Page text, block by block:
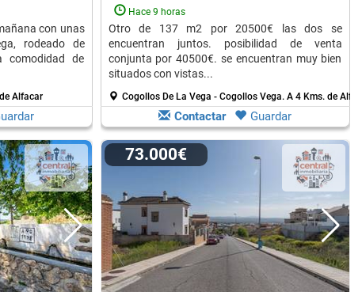
con unas
rodeado de
comodidad de
Alfacar
Hace 9 horas
Otro de 137 m2 por 20500€ las dos se
encuentran juntos. posibilidad de venta
conjunta por 40500€. se encuentran muy bien
situados con vistas...
Cogollos De La Vega - Cogollos Vega. A 4 Kms. de
Contactar Guardar
73.000€